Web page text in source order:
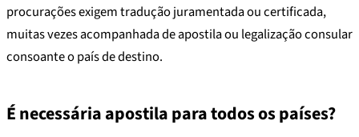
procurações exigem tradução juramentada ou certificada,
muitas vezes acompanhada de apostila ou legalização consular
consoante o país de destino.
É necessária apostila para todos os países?